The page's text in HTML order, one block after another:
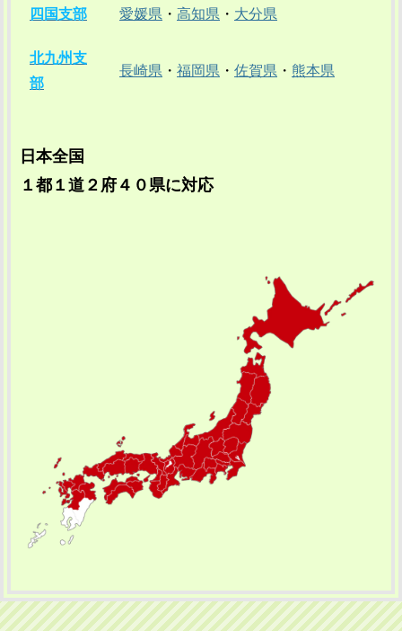
四国支部 愛媛県 ・ 高知県 ・ 大分県
北九州支
部
長崎県 ・ 福岡県 ・ 佐賀県 ・ 熊本県
日本全国
１都１道２府４０県に対応